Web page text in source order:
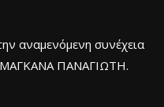
αναμενόμενη συνέχεια
ΜΑΓΚΑΝΑ ΠΑΝΑΓΙΩΤΗ.